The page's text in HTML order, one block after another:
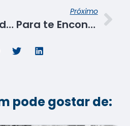
Slider Curso de Garçom PSG
Próximo
Para te Encontrar: evento reúne alunos e ex-alunos do Senac
pode gostar de: